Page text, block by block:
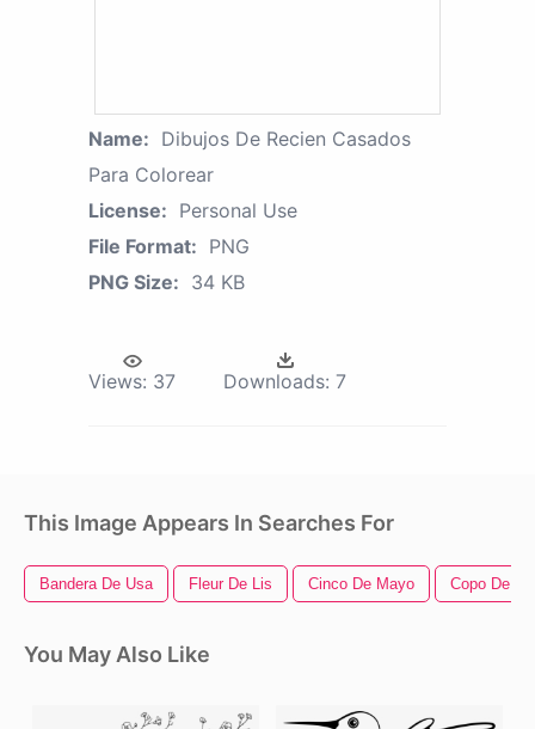
Name: Dibujos De Recien Casados
Para Colorear
License: Personal Use
File Format: PNG
PNG Size: 34 KB
Views: 37 Downloads: 7
This Image Appears In Searches For
Bandera De Usa Fleur De Lis Cinco De Mayo Copo De
You May Also Like